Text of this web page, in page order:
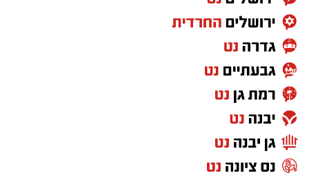
בהרשמה מראש.
בעירייה מזמינים את הציבור להגיע, לקחת נשימה
עמוקה ולהצטרף לחוויה בריאה ומרגיעה המשלבת
תנועה, מודעות ואיזון, באחד המקומות היפים בעיר.
יש לכם מידע חשוב שטרם נחשף? צילומים מאירוע
חדשותי? מצאתם טעות בכתבה? נשמח שתשתפו